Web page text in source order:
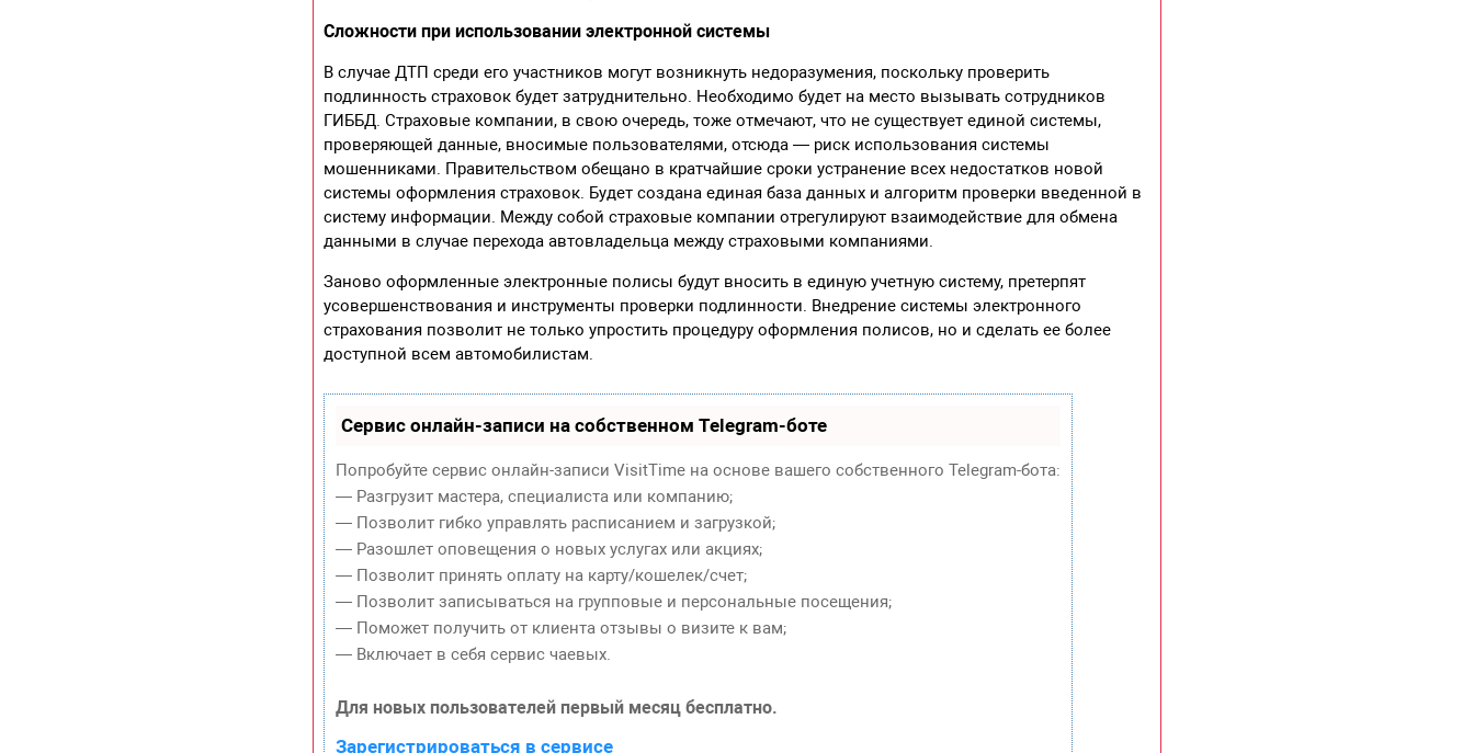
Сложности при использовании электронной системы
В случае ДТП среди его участников могут возникнуть недоразумения, поскольку проверить
подлинность страховок будет затруднительно. Необходимо будет на место вызывать сотрудников
ГИББД. Страховые компании, в свою очередь, тоже отмечают, что не существует единой системы,
проверяющей данные, вносимые пользователями, отсюда — риск использования системы
мошенниками. Правительством обещано в кратчайшие сроки устранение всех недостатков новой
системы оформления страховок. Будет создана единая база данных и алгоритм проверки введенной в
систему информации. Между собой страховые компании отрегулируют взаимодействие для обмена
данными в случае перехода автовладельца между страховыми компаниями.
Заново оформленные электронные полисы будут вносить в единую учетную систему, претерпят
усовершенствования и инструменты проверки подлинности. Внедрение системы электронного
страхования позволит не только упростить процедуру оформления полисов, но и сделать ее более
доступной всем автомобилистам.
Сервис онлайн-записи на собственном Telegram-боте
Попробуйте сервис онлайн-записи VisitTime на основе вашего собственного Telegram-бота:
— Разгрузит мастера, специалиста или компанию;
— Позволит гибко управлять расписанием и загрузкой;
— Разошлет оповещения о новых услугах или акциях;
— Позволит принять оплату на карту/кошелек/счет;
— Позволит записываться на групповые и персональные посещения;
— Поможет получить от клиента отзывы о визите к вам;
— Включает в себя сервис чаевых.
Для новых пользователей первый месяц бесплатно.
Зарегистрироваться в сервисе